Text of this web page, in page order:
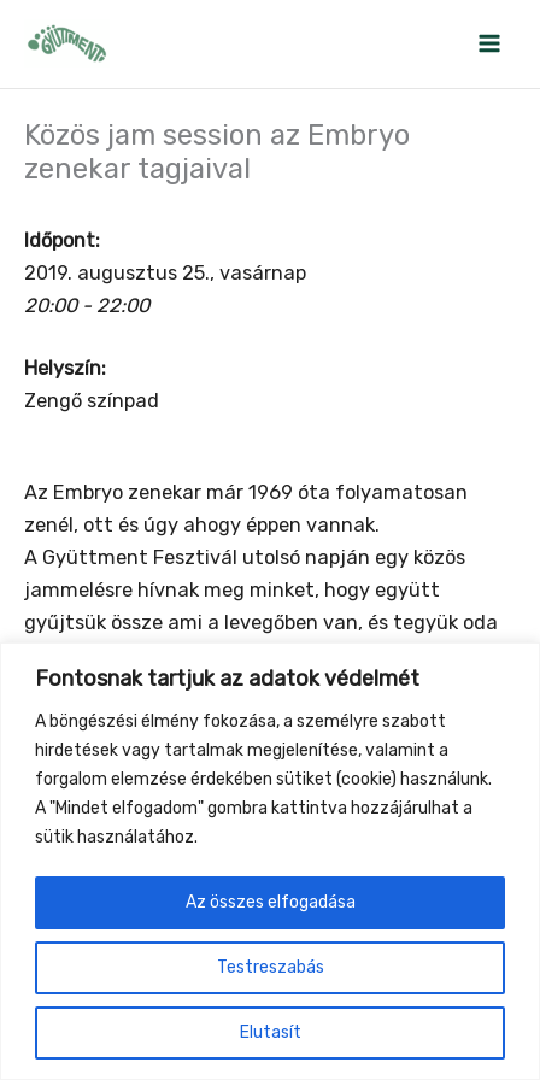
Fontosnak tartjuk az adatok védelmét
A böngészési élmény fokozása, a személyre szabott
hirdetések vagy tartalmak megjelenítése, valamint a
forgalom elemzése érdekében sütiket (cookie) használunk.
A "Mindet elfogadom" gombra kattintva hozzájárulhat a
sütik használatához.
Testreszabás
Elutasít
Az összes elfogadása
Közös jam session az Embryo
zenekar tagjaival
Időpont:
2019. augusztus 25., vasárnap
20:00 - 22:00
Helyszín:
Zengő színpad
Az Embryo zenekar már 1969 óta folyamatosan
zenél, ott és úgy ahogy éppen vannak.
A Gyüttment Fesztivál utolsó napján egy közös
jammelésre hívnak meg minket, hogy együtt
gyűjtsük össze ami a levegőben van, és tegyük oda
←Previous Event Next Event